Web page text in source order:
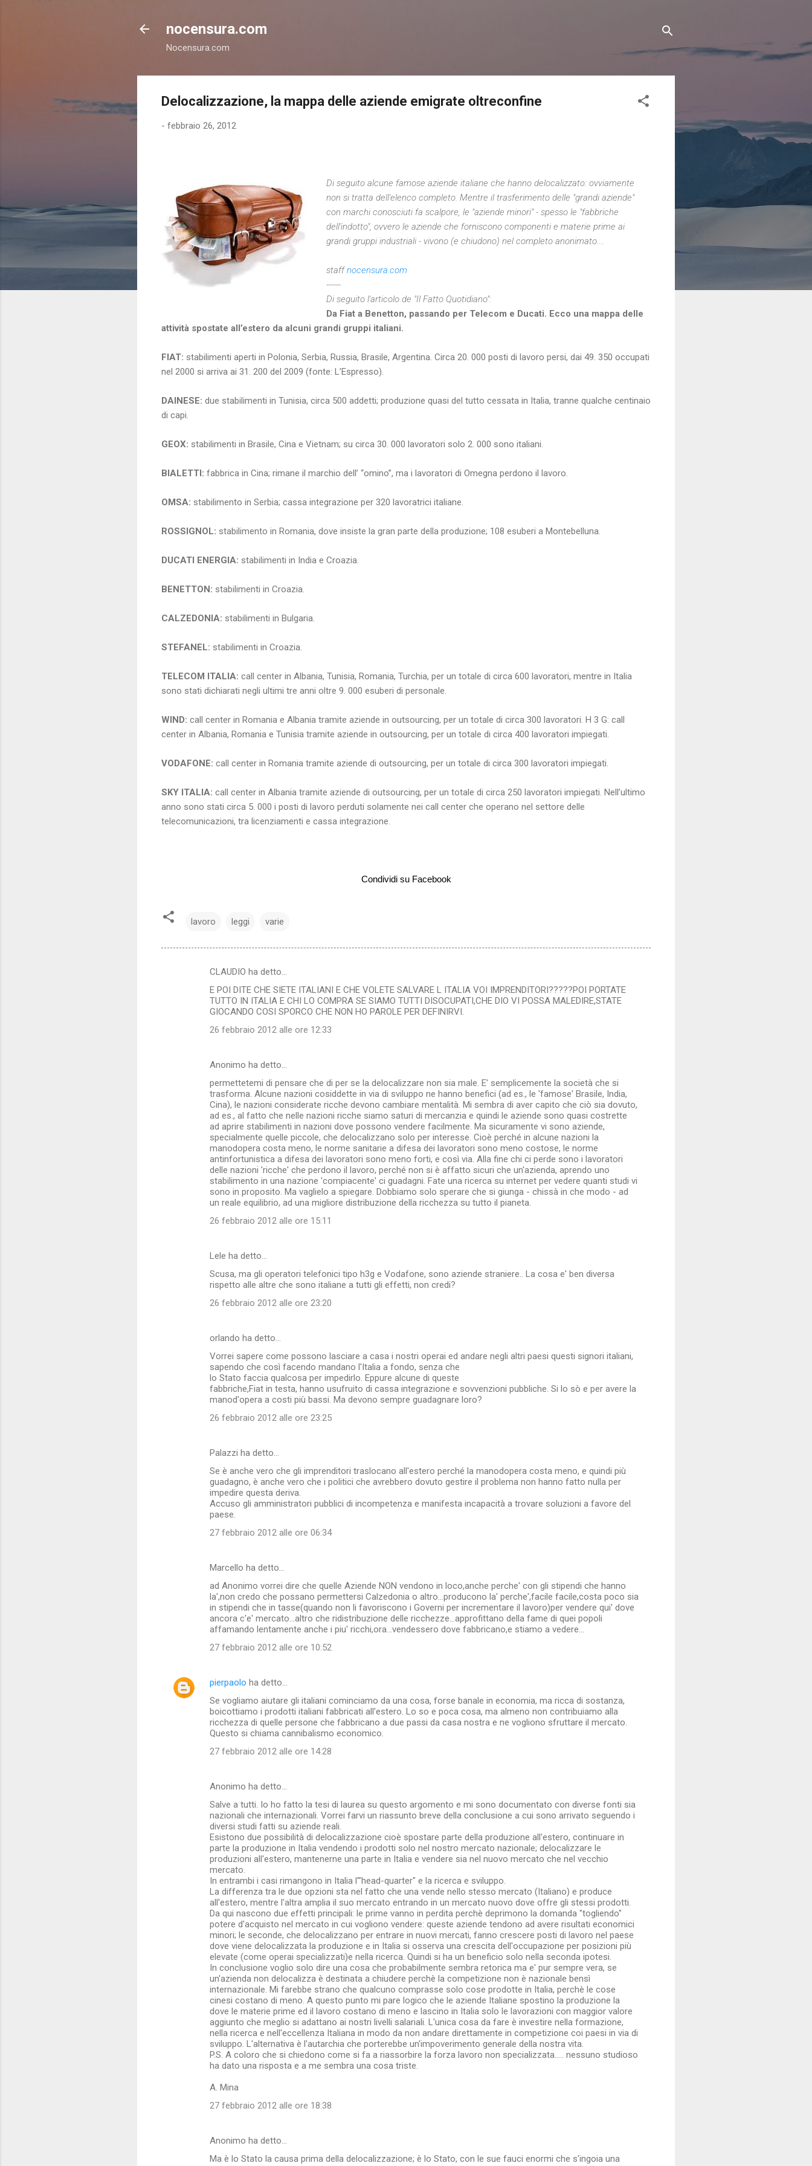
nocensura.com
Nocensura.com
Delocalizzazione, la mappa delle aziende emigrate oltreconfine
- febbraio 26, 2012
Di seguito alcune famose aziende italiane che hanno delocalizzato: ovviamente
non si tratta dell'elenco completo. Mentre il trasferimento delle "grandi aziende"
con marchi conosciuti fa scalpore, le "aziende minori" - spesso le "fabbriche
dell'indotto", ovvero le aziende che forniscono componenti e materie prime ai
grandi gruppi industriali - vivono (e chiudono) nel completo anonimato....
staffnocensura.com
------
Di seguito l'articolo de "Il Fatto Quotidiano":
Da Fiat a Benetton, passando per Telecom e Ducati. Ecco una mappa delle
attività spostate all’estero da alcuni grandi gruppi italiani.
FIAT: stabilimenti aperti in Polonia, Serbia, Russia, Brasile, Argentina. Circa 20. 000 posti di lavoro persi, dai 49. 350 occupati
nel 2000 si arriva ai 31. 200 del 2009 (fonte: L’Espresso).
DAINESE: due stabilimenti in Tunisia, circa 500 addetti; produzione quasi del tutto cessata in Italia, tranne qualche centinaio
di capi.
GEOX: stabilimenti in Brasile, Cina e Vietnam; su circa 30. 000 lavoratori solo 2. 000 sono italiani.
BIALETTI: fabbrica in Cina; rimane il marchio dell’ “omino”, ma i lavoratori di Omegna perdono il lavoro.
OMSA: stabilimento in Serbia; cassa integrazione per 320 lavoratrici italiane.
ROSSIGNOL: stabilimento in Romania, dove insiste la gran parte della produzione; 108 esuberi a Montebelluna.
DUCATI ENERGIA: stabilimenti in India e Croazia.
BENETTON: stabilimenti in Croazia.
CALZEDONIA: stabilimenti in Bulgaria.
STEFANEL: stabilimenti in Croazia.
TELECOM ITALIA: call center in Albania, Tunisia, Romania, Turchia, per un totale di circa 600 lavoratori, mentre in Italia
sono stati dichiarati negli ultimi tre anni oltre 9. 000 esuberi di personale.
WIND: call center in Romania e Albania tramite aziende in outsourcing, per un totale di circa 300 lavoratori. H 3 G: call
center in Albania, Romania e Tunisia tramite aziende in outsourcing, per un totale di circa 400 lavoratori impiegati.
VODAFONE: call center in Romania tramite aziende di outsourcing, per un totale di circa 300 lavoratori impiegati.
SKY ITALIA: call center in Albania tramite aziende di outsourcing, per un totale di circa 250 lavoratori impiegati. Nell’ultimo
anno sono stati circa 5. 000 i posti di lavoro perduti solamente nei call center che operano nel settore delle
telecomunicazioni, tra licenziamenti e cassa integrazione.
Condividi su Facebook
lavoro leggi varie
CLAUDIO ha detto…
E POI DITE CHE SIETE ITALIANI E CHE VOLETE SALVARE L ITALIA VOI IMPRENDITORI?????POI PORTATE
TUTTO IN ITALIA E CHI LO COMPRA SE SIAMO TUTTI DISOCUPATI,CHE DIO VI POSSA MALEDIRE,STATE
GIOCANDO COSI SPORCO CHE NON HO PAROLE PER DEFINIRVI.
26 febbraio 2012 alle ore 12:33
Anonimo ha detto…
permettetemi di pensare che di per se la delocalizzare non sia male. E' semplicemente la società che si
trasforma. Alcune nazioni cosiddette in via di sviluppo ne hanno benefici (ad es., le 'famose' Brasile, India,
Cina), le nazioni considerate ricche devono cambiare mentalità. Mi sembra di aver capito che ciò sia dovuto,
ad es., al fatto che nelle nazioni ricche siamo saturi di mercanzia e quindi le aziende sono quasi costrette
ad aprire stabilimenti in nazioni dove possono vendere facilmente. Ma sicuramente vi sono aziende,
specialmente quelle piccole, che delocalizzano solo per interesse. Cioè perché in alcune nazioni la
manodopera costa meno, le norme sanitarie a difesa dei lavoratori sono meno costose, le norme
antinfortunistica a difesa dei lavoratori sono meno forti, e così via. Alla fine chi ci perde sono i lavoratori
delle nazioni 'ricche' che perdono il lavoro, perché non si è affatto sicuri che un'azienda, aprendo uno
stabilimento in una nazione 'compiacente' ci guadagni. Fate una ricerca su internet per vedere quanti studi vi
sono in proposito. Ma vaglielo a spiegare. Dobbiamo solo sperare che si giunga - chissà in che modo - ad
un reale equilibrio, ad una migliore distribuzione della ricchezza su tutto il pianeta.
26 febbraio 2012 alle ore 15:11
Lele ha detto…
Scusa, ma gli operatori telefonici tipo h3g e Vodafone, sono aziende straniere.. La cosa e' ben diversa
rispetto alle altre che sono italiane a tutti gli effetti, non credi?
26 febbraio 2012 alle ore 23:20
orlando ha detto…
Vorrei sapere come possono lasciare a casa i nostri operai ed andare negli altri paesi questi signori italiani,
sapendo che così facendo mandano l'Italia a fondo, senza che
lo Stato faccia qualcosa per impedirlo. Eppure alcune di queste
fabbriche,Fiat in testa, hanno usufruito di cassa integrazione e sovvenzioni pubbliche. Si lo sò e per avere la
manod'opera a costi più bassi. Ma devono sempre guadagnare loro?
26 febbraio 2012 alle ore 23:25
Palazzi ha detto…
Se è anche vero che gli imprenditori traslocano all'estero perché la manodopera costa meno, e quindi più
guadagno, è anche vero che i politici che avrebbero dovuto gestire il problema non hanno fatto nulla per
impedire questa deriva.
Accuso gli amministratori pubblici di incompetenza e manifesta incapacità a trovare soluzioni a favore del
paese.
27 febbraio 2012 alle ore 06:34
Marcello ha detto…
ad Anonimo vorrei dire che quelle Aziende NON vendono in loco,anche perche' con gli stipendi che hanno
la',non credo che possano permettersi Calzedonia o altro...producono la' perche',facile facile,costa poco sia
in stipendi che in tasse(quando non li favoriscono i Governi per incrementare il lavoro)per vendere qui' dove
ancora c'e' mercato...altro che ridistribuzione delle ricchezze...approfittano della fame di quei popoli
affamando lentamente anche i piu' ricchi,ora...vendessero dove fabbricano,e stiamo a vedere...
27 febbraio 2012 alle ore 10:52
pierpaolo ha detto…
Se vogliamo aiutare gli italiani cominciamo da una cosa, forse banale in economia, ma ricca di sostanza,
boicottiamo i prodotti italiani fabbricati all'estero. Lo so e poca cosa, ma almeno non contribuiamo alla
ricchezza di quelle persone che fabbricano a due passi da casa nostra e ne vogliono sfruttare il mercato.
Questo si chiama cannibalismo economico.
27 febbraio 2012 alle ore 14:28
Anonimo ha detto…
Salve a tutti. Io ho fatto la tesi di laurea su questo argomento e mi sono documentato con diverse fonti sia
nazionali che internazionali. Vorrei farvi un riassunto breve della conclusione a cui sono arrivato seguendo i
diversi studi fatti su aziende reali.
Esistono due possibilità di delocalizzazione cioè spostare parte della produzione all'estero, continuare in
parte la produzione in Italia vendendo i prodotti solo nel nostro mercato nazionale; delocalizzare le
produzioni all'estero, mantenerne una parte in Italia e vendere sia nel nuovo mercato che nel vecchio
mercato.
In entrambi i casi rimangono in Italia l'"head-quarter" e la ricerca e sviluppo.
La differenza tra le due opzioni sta nel fatto che una vende nello stesso mercato (Italiano) e produce
all'estero, mentre l'altra amplia il suo mercato entrando in un mercato nuovo dove offre gli stessi prodotti.
Da qui nascono due effetti principali: le prime vanno in perdita perchè deprimono la domanda "togliendo"
potere d'acquisto nel mercato in cui vogliono vendere: queste aziende tendono ad avere risultati economici
minori; le seconde, che delocalizzano per entrare in nuovi mercati, fanno crescere posti di lavoro nel paese
dove viene delocalizzata la produzione e in Italia si osserva una crescita dell'occupazione per posizioni più
elevate (come operai specializzati)e nella ricerca. Quindi si ha un beneficio solo nella seconda ipotesi.
In conclusione voglio solo dire una cosa che probabilmente sembra retorica ma e' pur sempre vera, se
un'azienda non delocalizza è destinata a chiudere perchè la competizione non è nazionale bensì
internazionale. Mi farebbe strano che qualcuno comprasse solo cose prodotte in Italia, perchè le cose
cinesi costano di meno. A questo punto mi pare logico che le aziende Italiane spostino la produzione la
dove le materie prime ed il lavoro costano di meno e lascino in Italia solo le lavorazioni con maggior valore
aggiunto che meglio si adattano ai nostri livelli salariali. L'unica cosa da fare è investire nella formazione,
nella ricerca e nell'eccellenza Italiana in modo da non andare direttamente in competizione coi paesi in via di
sviluppo. L'alternativa è l'autarchia che porterebbe un'impoverimento generale della nostra vita.
P.S. A coloro che si chiedono come si fa a riassorbire la forza lavoro non specializzata..... nessuno studioso
ha dato una risposta e a me sembra una cosa triste.
A. Mina
27 febbraio 2012 alle ore 18:38
Anonimo ha detto…
Ma è lo Stato la causa prima della delocalizzazione; è lo Stato, con le sue fauci enormi che s'ingoia una